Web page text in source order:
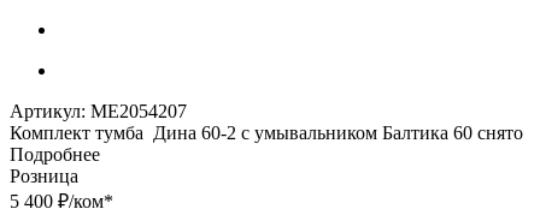
Артикул: МЕ2054207
Комплект тумба Дина 60-2 с умывальником Балтика 60 снято
Подробнее
Розница
5 400 ₽/ком*